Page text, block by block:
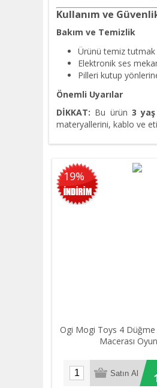
Kullanım ve
Bakım ve Temizlik
Ürünü temiz tutmak
Elektronik ses
Pilleri kutup
Önemli Uyarılar
DİKKAT: Bu ürün 3
materyallerini, kablo ve
19%
Ogi Mogi Toys 4
Macerası